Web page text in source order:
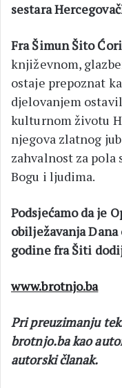
sestara
Fra Šimun Šito
književnom,
ostaje prepoznat
djelovanjem
kulturnom životu
njegova zlatnog
zahvalnost za pola
Bogu i ljudima.
Podsjećamo da je
obilježavanjaDana
godine fra Šiti
www.brotnjo.ba
Pri preuzimanju
brotnjo.ba kao
autorski članak.